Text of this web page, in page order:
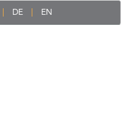
DE EN